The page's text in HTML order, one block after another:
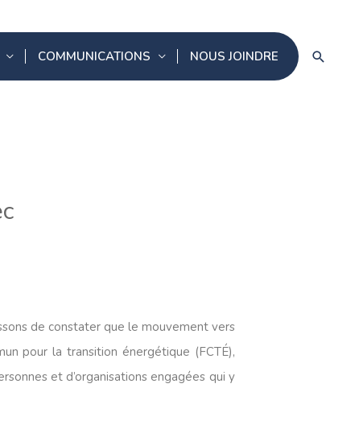
COMMUNICATIONS NOUS JOINDRE
de constater que le mouvement vers
pour la transition énergétique (FCTÉ),
et d’organisations engagées qui y